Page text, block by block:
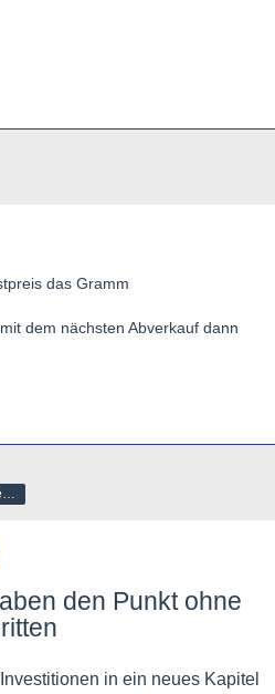
das Gramm
dem nächsten Abverkauf dann
den Punkt ohne
in ein neues Kapitel